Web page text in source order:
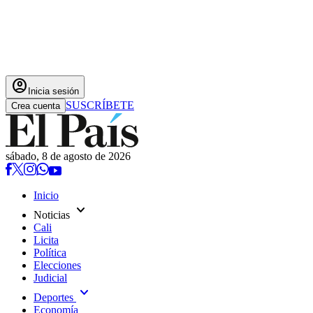
account_circle Inicia sesión
Crea cuenta SUSCRÍBETE
sábado, 8 de agosto de 2026
Inicio
Noticias expand_more
Cali
Licita
Política
Elecciones
Judicial
Deportes expand_more
Economía